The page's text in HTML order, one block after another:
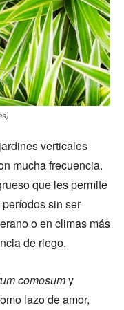
verticales
mucha frecuencia.
que les permite
sin ser
o en climas más
de riego.
comosumy
lazo de amor,